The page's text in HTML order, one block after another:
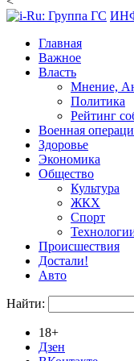
Главная
Важное
Власть
Мнение,
Политика
Рейтинг
Военная
Здоровье
Экономика
Общество
Культура
ЖКХ
Спорт
Происшествия
Достали!
Авто
Найти:
18+
Дзен